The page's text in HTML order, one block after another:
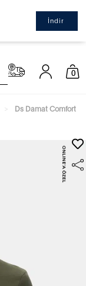
İndir
0
Ds Damat Comfort